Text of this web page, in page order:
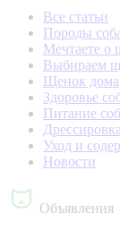
Все статьи
Породы
Мечтаете о
Выбираем
Щенок дома
Здоровье
Питание
Уход и
Новости
Объявления